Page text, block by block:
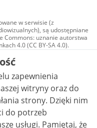
w serwisie (z
są udostępniane
Commons: uznanie autorstwa
4.0 (CC BY-SA 4.0).
w tym zdjęcia, materiały
na licencji typu
autorstwa użycie
zależnych 4.0 (CC BY-
to stwierdzone inaczej.
zapewnienia
witryny oraz do
Dzięki nim
do potrzeb
Pamiętaj, że